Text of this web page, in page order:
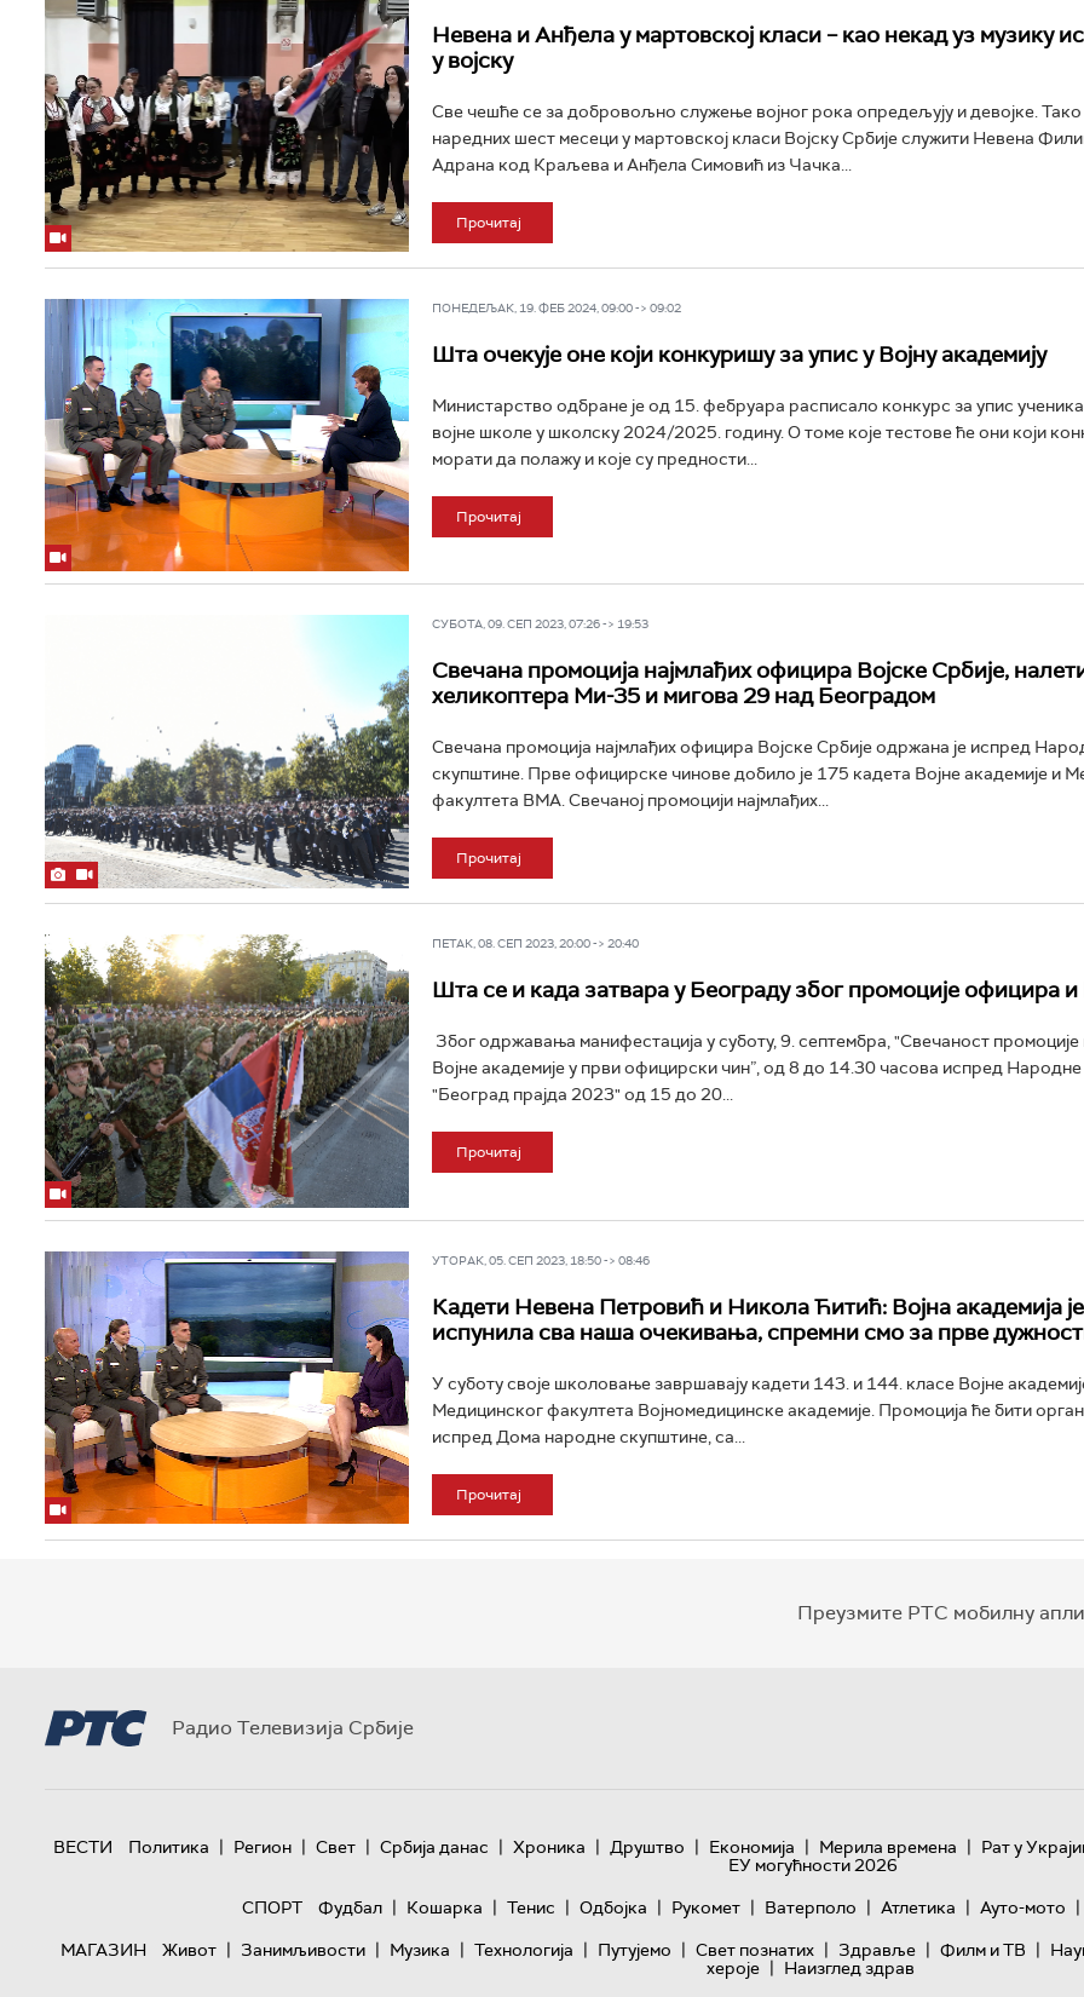
Невена и Анђела у мартовској класи – као некад уз музику
у војску
Све чешће се за добровољно служење војног рока опредељују и девојке. Тако
наредних шест месеци у мартовској класи Војску Србије служити Невена
Адрана код Краљева и Анђела Симовић из Чачка...
Прочитај
ПОНЕДЕЉАК, 19. ФЕБ 2024, 09:00 -> 09:02
Шта очекује оне који конкуришу за упис у Војну академију
Министарство одбране је од 15. фебруара расписало конкурс за упис
војне школе у школску 2024/2025. годину. О томе које тестове ће они који
морати да полажу и које су предности...
Прочитај
СУБОТА, 09. СЕП 2023, 07:26 -> 19:53
Свечана промоција најмлађих официра Војске Србије,
хеликоптера Ми-35 и мигова 29 над Београдом
Свечана промоција најмлађих официра Војске Србије одржана је испред
скупштине. Прве официрске чинове добило је 175 кадета Војне академије и
факултета ВМА. Свечаној промоцији најмлађих...
Прочитај
ПЕТАК, 08. СЕП 2023, 20:00 -> 20:40
Шта се и када затвара у Београду због промоције официра и
Због одржавања манифестација у суботу, 9. септембра, "Свечаност промоције
Војне академије у први официрски чин”, од 8 до 14.30 часова испред
"Београд прајда 2023" од 15 до 20...
Прочитај
УТОРАК, 05. СЕП 2023, 18:50 -> 08:46
Кадети Невена Петровић и Никола Ћитић: Војна академија је
испунила сва наша очекивања, спремни смо за прве
У суботу своје школовање завршавају кадети 143. и 144. класе Војне
Медицинског факултета Војномедицинске академије. Промоција ће бити
испред Дома народне скупштине, са...
Прочитај
Преузмите РТС мобилну
Радио Телевизија Србије
ВЕСТИ Политика | Регион | Свет | Србија данас | Хроника | Друштво | Економија | Мерила времена | Рат у
ЕУ могућности 2026
СПОРТ
Фудбал | Кошарка | Тенис | Одбојка | Рукомет | Ватерполо | Атлетика | Ауто-мото |
МАГАЗИН
Живот | Занимљивости | Музика | Технологијa | Путујемо | Свет познатих | Здравље | Филм и ТВ |
хероје | Наизглед здрав